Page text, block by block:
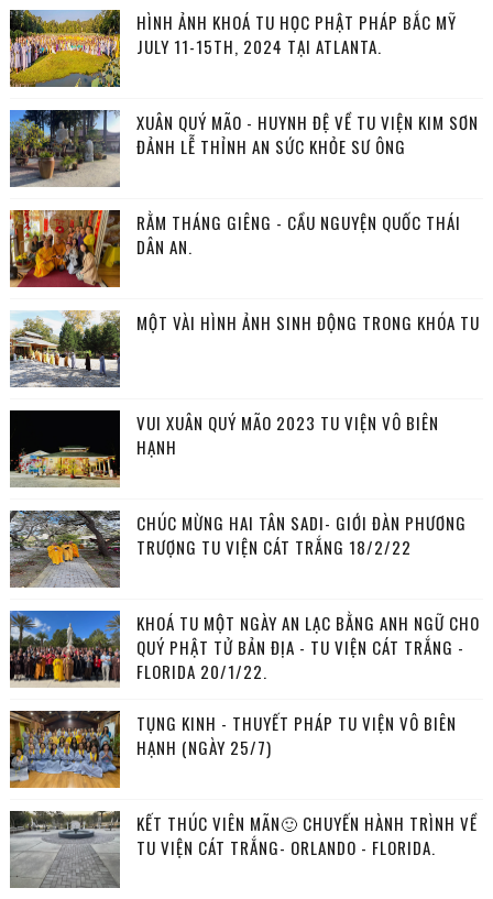
HÌNH ẢNH KHOÁ TU HỌC PHẬT PHÁP BẮC MỸ
JULY 11-15TH, 2024 TẠI ATLANTA.
XUÂN QUÝ MÃO - HUYNH ĐỆ VỀ TU VIỆN KIM SƠN
ĐẢNH LỄ THỈNH AN SỨC KHỎE SƯ ÔNG
RẰM THÁNG GIÊNG - CẦU NGUYỆN QUỐC THÁI
DÂN AN.
MỘT VÀI HÌNH ẢNH SINH ĐỘNG TRONG KHÓA TU
VUI XUÂN QUÝ MÃO 2023 TU VIỆN VÔ BIÊN
HẠNH
CHÚC MỪNG HAI TÂN SADI- GIỚI ĐÀN PHƯƠNG
TRƯỢNG TU VIỆN CÁT TRẮNG 18/2/22
KHOÁ TU MỘT NGÀY AN LẠC BẰNG ANH NGỮ CHO
QUÝ PHẬT TỬ BẢN ĐỊA - TU VIỆN CÁT TRẮNG -
FLORIDA 20/1/22.
TỤNG KINH - THUYẾT PHÁP TU VIỆN VÔ BIÊN
HẠNH (NGÀY 25/7)
KẾT THÚC VIÊN MÃN🙂 CHUYẾN HÀNH TRÌNH VỀ
TU VIỆN CÁT TRẮNG- ORLANDO - FLORIDA.